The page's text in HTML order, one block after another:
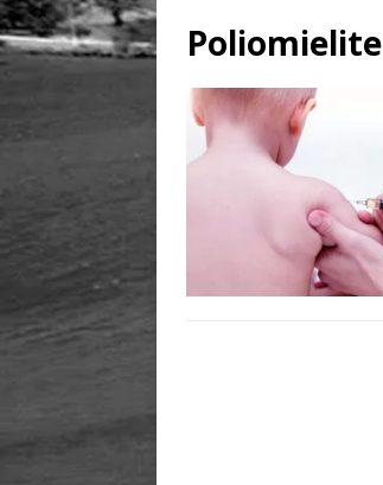
Poliomielite